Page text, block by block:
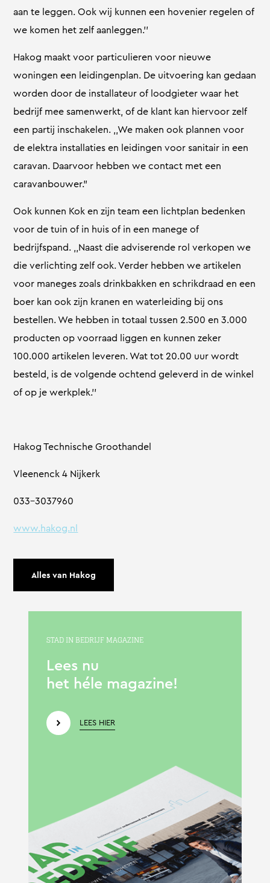
aan te leggen. Ook wij kunnen een hovenier regelen of
we komen het zelf aanleggen.’’
Hakog maakt voor particulieren voor nieuwe
woningen een leidingenplan. De uitvoering kan gedaan
worden door de installateur of loodgieter waar het
bedrijf mee samenwerkt, of de klant kan hiervoor zelf
een partij inschakelen. ,,We maken ook plannen voor
de elektra installaties en leidingen voor sanitair in een
caravan. Daarvoor hebben we contact met een
caravanbouwer.”
Ook kunnen Kok en zijn team een lichtplan bedenken
voor de tuin of in huis of in een manege of
bedrijfspand. ,,Naast die adviserende rol verkopen we
die verlichting zelf ook. Verder hebben we artikelen
voor maneges zoals drinkbakken en schrikdraad en een
boer kan ook zijn kranen en waterleiding bij ons
bestellen. We hebben in totaal tussen 2.500 en 3.000
producten op voorraad liggen en kunnen zeker
100.000 artikelen leveren. Wat tot 20.00 uur wordt
besteld, is de volgende ochtend geleverd in de winkel
of op je werkplek.’’
Hakog Technische Groothandel
Vleenenck 4 Nijkerk
033-3037960
www.hakog.nl
Alles van Hakog
STAD IN BEDRIJF MAGAZINE
Lees nu
het héle magazine!
LEES HIER